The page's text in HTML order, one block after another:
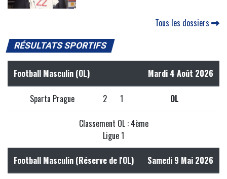
Tous les dossiers
RÉSULTATS SPORTIFS
Football Masculin (OL) Mardi 4 Août 2026
Sparta Prague 2 1 OL
Classement OL : 4ème
Ligue 1
Football Masculin (Réserve de l'OL) Samedi 9 Mai 2026